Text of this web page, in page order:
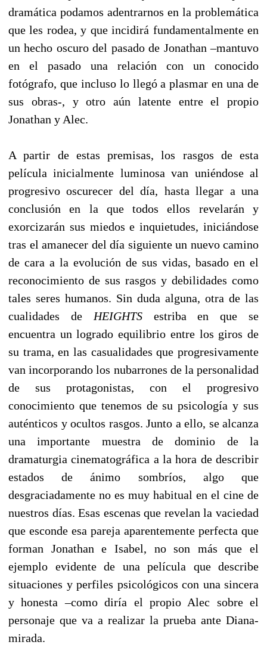
dramática podamos adentrarnos en la problemática
que les rodea, y que incidirá fundamentalmente en
un hecho oscuro del pasado de Jonathan –mantuvo
en el pasado una relación con un conocido
fotógrafo, que incluso lo llegó a plasmar en una de
sus obras-, y otro aún latente entre el propio
Jonathan y Alec.
A partir de estas premisas, los rasgos de esta
película inicialmente luminosa van uniéndose al
progresivo oscurecer del día, hasta llegar a una
conclusión en la que todos ellos revelarán y
exorcizarán sus miedos e inquietudes, iniciándose
tras el amanecer del día siguiente un nuevo camino
de cara a la evolución de sus vidas, basado en el
reconocimiento de sus rasgos y debilidades como
tales seres humanos. Sin duda alguna, otra de las
cualidades de HEIGHTSestriba en que se
encuentra un logrado equilibrio entre los giros de
su trama, en las casualidades que progresivamente
van incorporando los nubarrones de la personalidad
de sus protagonistas, con el progresivo
conocimiento que tenemos de su psicología y sus
auténticos y ocultos rasgos. Junto a ello, se alcanza
una importante muestra de dominio de la
dramaturgia cinematográfica a la hora de describir
estados de ánimo sombríos, algo que
desgraciadamente no es muy habitual en el cine de
nuestros días. Esas escenas que revelan la vaciedad
que esconde esa pareja aparentemente perfecta que
forman Jonathan e Isabel, no son más que el
ejemplo evidente de una película que describe
situaciones y perfiles psicológicos con una sincera
y honesta –como diría el propio Alec sobre el
personaje que va a realizar la prueba ante Diana-
mirada.